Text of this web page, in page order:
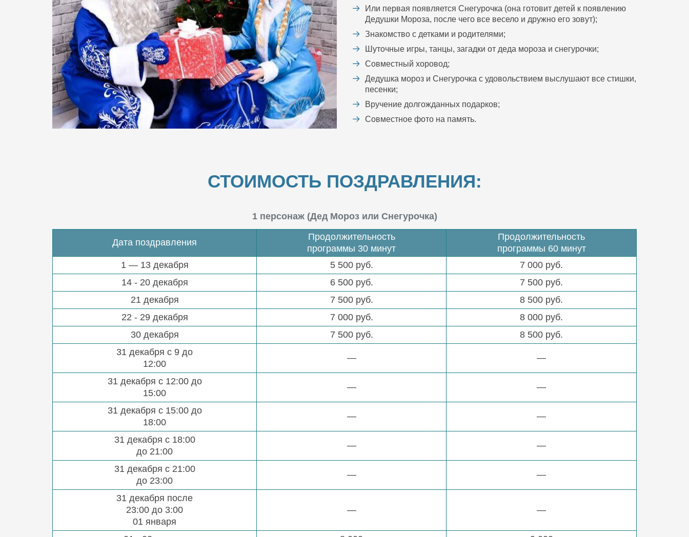
Или первая появляется Снегурочка (она готовит детей к появлению
Дедушки Мороза, после чего все весело и дружно его зовут);
Знакомство с детками и родителями;
Шуточные игры, танцы, загадки от деда мороза и снегурочки;
Совместный хоровод;
Дедушка мороз и Снегурочка с удовольствием выслушают все стишки,
песенки;
Вручение долгожданных подарков;
Совместное фото на память.
СТОИМОСТЬ ПОЗДРАВЛЕНИЯ:
1 персонаж (Дед Мороз или Снегурочка)
Дата поздравления
Продолжительность
программы 30 минут
Продолжительность
программы 60 минут
1 — 13 декабря
5 500 руб.
7 000 руб.
14 - 20 декабря
6 500 руб.
7 500 руб.
21 декабря
7 500 руб.
8 500 руб.
22 - 29 декабря
7 000 руб.
8 000 руб.
30 декабря
7 500 руб.
8 500 руб.
31 декабря с 9 до
12:00
— —
31 декабря с 12:00 до
15:00
— —
31 декабря с 15:00 до
18:00
— —
31 декабря с 18:00
до 21:00
— —
31 декабря с 21:00
до 23:00
— —
31 декабря после
23:00 до 3:00
01 января
— —